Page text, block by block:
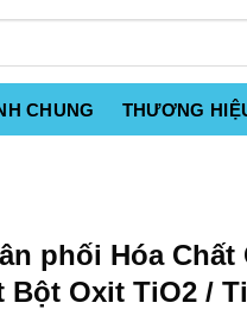
CHUNG THƯƠNG
phối Hóa Chất
Bột Oxit TiO2 /